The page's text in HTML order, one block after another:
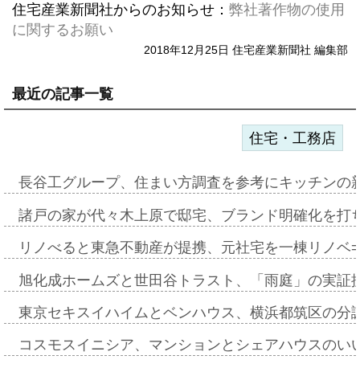
住宅産業新聞社からのお知らせ： 弊社著作物の使用
に関するお願い
2018年12月25日 住宅産業新聞社 編集部
最近の記事一覧
住宅・工務店
長谷工グループ、住まい方調査を参考にキッチン
諸戸の家が代々木上原で邸宅、ブランド明確化を
リノべると東急不動産が提携、元社宅を一棟リノ
旭化成ホームズと世田谷トラスト、「雨庭」の実
東京セキスイハイムとベンハウス、横浜都筑区の
コスモスイニシア、マンションとシェアハウスの